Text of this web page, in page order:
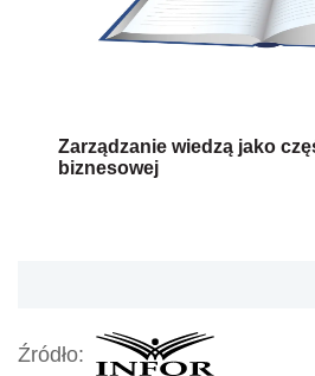
Zarządzanie wiedzą jako
biznesowej
Źródło: